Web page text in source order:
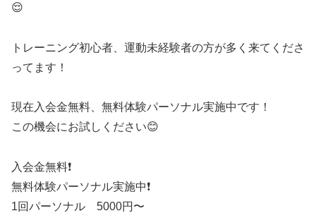
😌
トレーニング初心者、運動未経験者の方が多く来てくださ
ってます！
現在入会金無料、無料体験パーソナル実施中です！
この機会にお試しください😊
入会金無料❗️
無料体験パーソナル実施中❗️
1回パーソナル 5000円〜